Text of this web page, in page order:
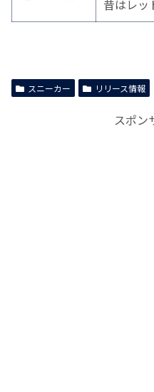
昔はレッ
スニーカー リリース情報
スポン